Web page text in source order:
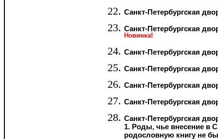
Санкт-Петербургская
Санкт-Петербургская
Новинка!
Санкт-Петербургская
Санкт-Петербургская
Санкт-Петербургская
Санкт-Петербургская
Санкт-Петербургская
1. Роды, чье внесение в
родословную книгу не